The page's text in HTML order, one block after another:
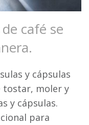
café se
y cápsulas
tostar, moler y
y cápsulas.
para